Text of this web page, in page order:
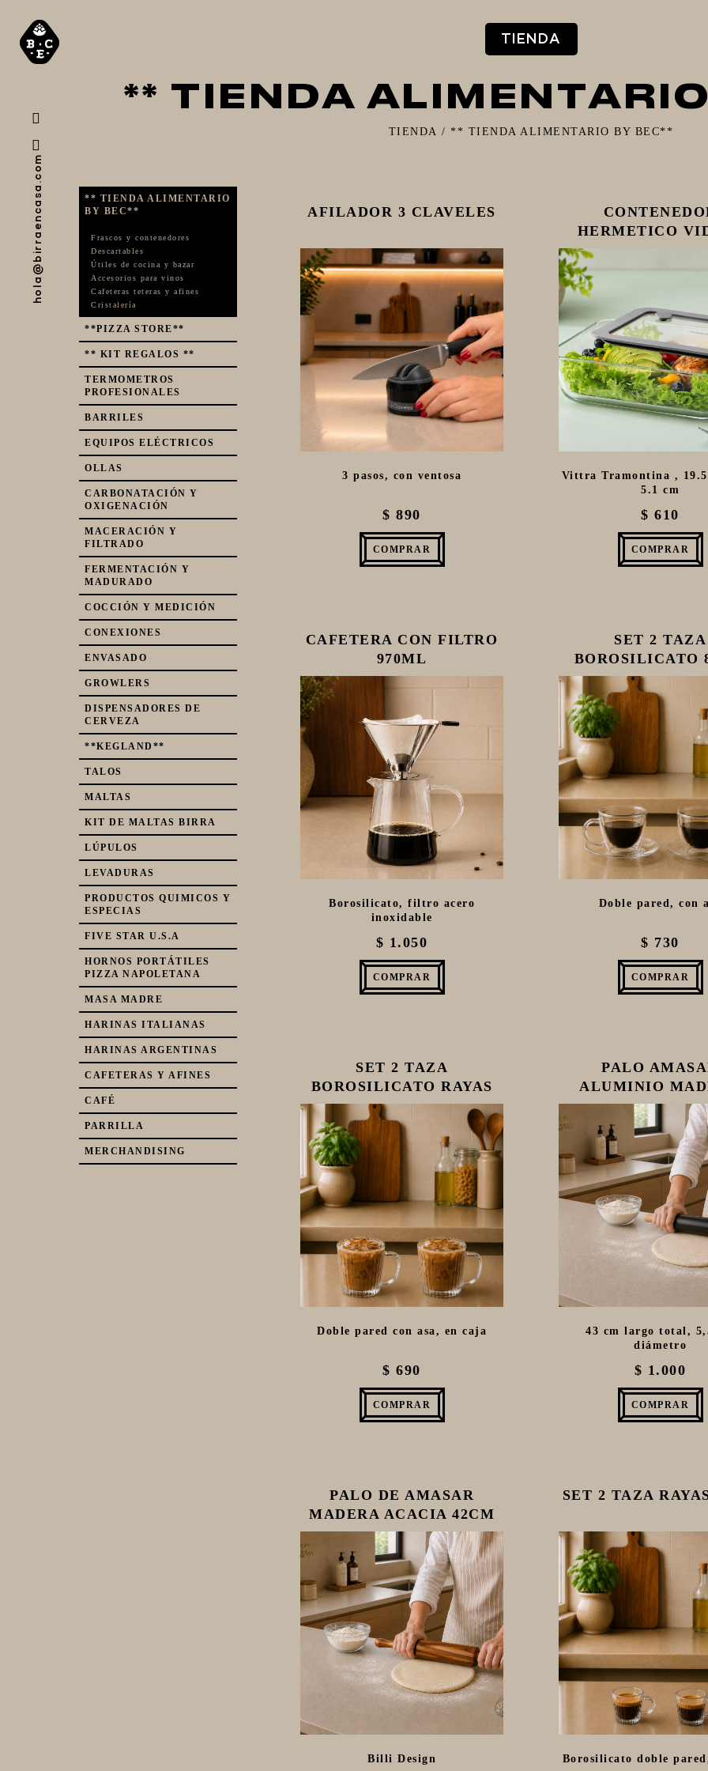
TIENDA
hola@birraencasa.com
** TIENDA
TIENDA /** TIENDA ALIMENTARIO BY BEC**
** TIENDA ALIMENTARIO
BY BEC**
Frascos y contenedores
Descartables
Útiles de cocina y bazar
Accesorios para vinos
Cafeteras teteras y afines
Cristalería
**PIZZA STORE**
** KIT REGALOS **
TERMOMETROS
PROFESIONALES
BARRILES
EQUIPOS ELÉCTRICOS
OLLAS
CARBONATACIÓN Y
OXIGENACIÓN
MACERACIÓN Y
FILTRADO
FERMENTACIÓN Y
MADURADO
COCCIÓN Y MEDICIÓN
CONEXIONES
ENVASADO
GROWLERS
DISPENSADORES DE
CERVEZA
**KEGLAND**
TALOS
MALTAS
KIT DE MALTAS BIRRA
LÚPULOS
LEVADURAS
PRODUCTOS QUIMICOS Y
ESPECIAS
FIVE STAR U.S.A
HORNOS PORTÁTILES
PIZZA NAPOLETANA
MASA MADRE
HARINAS ITALIANAS
HARINAS ARGENTINAS
CAFETERAS Y AFINES
CAFÉ
PARRILLA
MERCHANDISING
AFILADOR 3 CLAVELES
3 pasos, con ventosa
$ 890
COMPRAR
HERMETICO
Vittra Tramontina ,
5.1 cm
$ 610
COMPRAR
CAFETERA CON FILTRO
970ML
Borosilicato, filtro acero
inoxidable
$ 1.050
COMPRAR
SET 2 TAZA
BOROSILICATO
Doble pared, con
$ 730
COMPRAR
SET 2 TAZA
BOROSILICATO RAYAS
350ML
Doble pared con asa, en caja
$ 690
COMPRAR
PALO
ALUMINIO
43CM
43 cm largo total,
diámetro
$ 1.000
COMPRAR
PALO DE AMASAR
MADERA ACACIA 42CM
Billi Design
SET 2 TAZA
Borosilicato doble